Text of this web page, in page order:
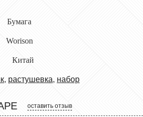
Worison
Китай
, растушевка, набор
оставить отзыв